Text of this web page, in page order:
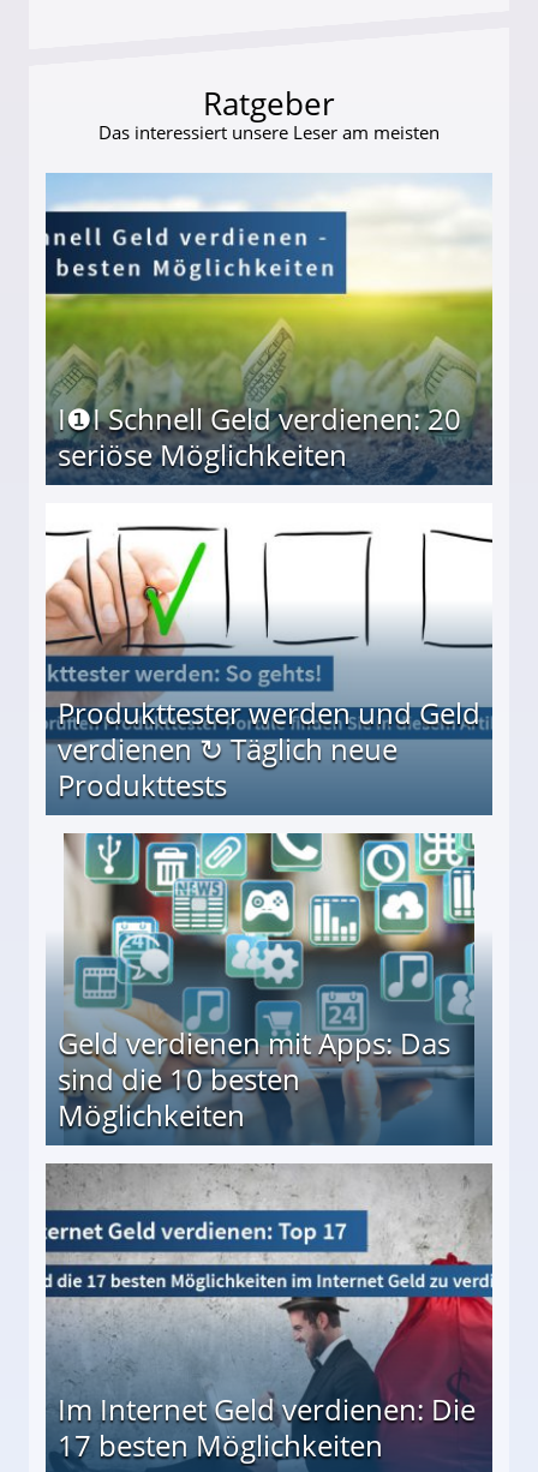
Ratgeber
Das interessiert unsere Leser am meisten
I❶I Schnell Geld verdienen: 20
seriöse Möglichkeiten
Produkttester werden und Geld
verdienen ↻ Täglich neue
Produkttests
↻ Täglich neue Produkttests
Geld verdienen mit Apps: Das
sind die 10 besten
Möglichkeiten
besten Möglichkeiten
Im Internet Geld verdienen: Die
17 besten Möglichkeiten